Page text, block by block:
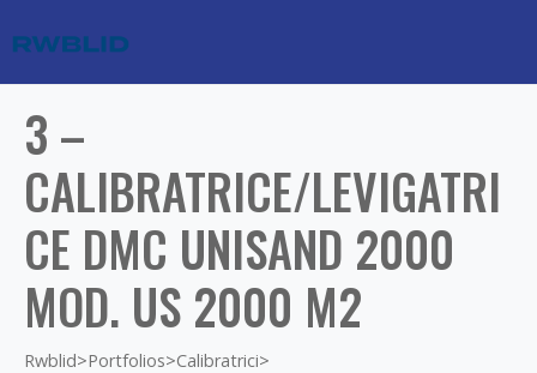
3 –
CALIBRATRICE/LEVIGATRI
CE DMC UNISAND 2000
MOD. US 2000 M2
Rwblid>Portfolios>Calibratrici>